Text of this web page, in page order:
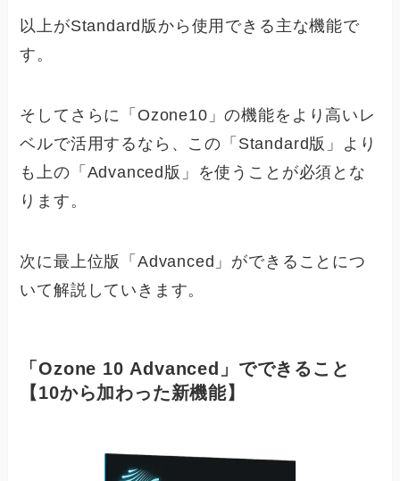
以上がStandard版から使用できる主な機能で
す。
そしてさらに「Ozone10」の機能をより高いレ
ベルで活用するなら、この「Standard版」より
も上の「Advanced版」を使うことが必須とな
ります。
次に最上位版「Advanced」ができることにつ
いて解説していきます。
「Ozone 10 Advanced」でできること
【10から加わった新機能】